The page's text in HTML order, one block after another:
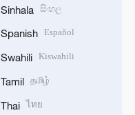
Sinhala සිංහල
Spanish Español
Swahili Kiswahili
Tamil தமிழ்
Thai ไทย